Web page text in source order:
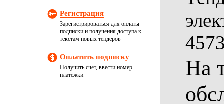
Регистрация
Зарегистрироваться для оплаты
подписки и получения доступа к
текстам новых тендеров
Оплатить подписку
Получить счет, ввести номер
платежки
На